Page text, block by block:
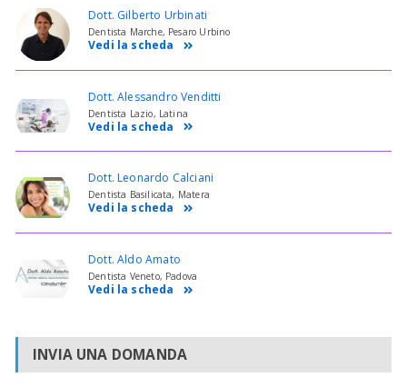
Dott. Gilberto Urbinati
Dentista Marche, Pesaro Urbino
Vedi la scheda
Dott. Alessandro Venditti
Dentista Lazio, Latina
Vedi la scheda
Dott. Leonardo Calciani
Dentista Basilicata, Matera
Vedi la scheda
Dott. Aldo Amato
Dentista Veneto, Padova
Vedi la scheda
INVIA UNA DOMANDA